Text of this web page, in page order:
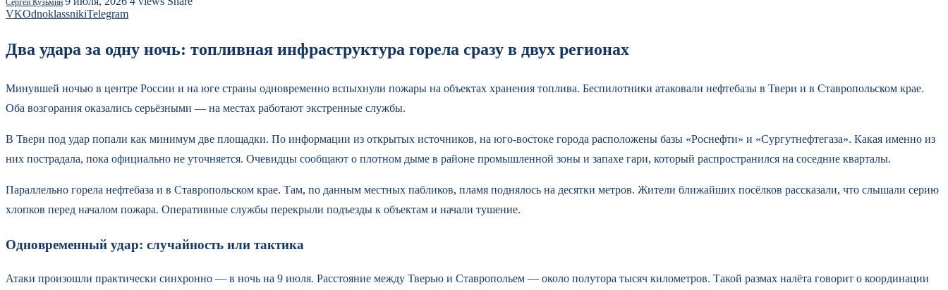
Сергей Кузьмин
VKOdnoklassnikiTelegram
Два удара за одну ночь: топливная инфраструктура горела сразу в двух регионах
Минувшей ночью в центре России и на юге страны одновременно вспыхнули пожары на объектах хранения топлива. Беспилотники атаковали нефтебазы в Твери и в Ставропольском крае.
Оба возгорания оказались серьёзными — на местах работают экстренные службы.
В Твери под удар попали как минимум две площадки. По информации из открытых источников, на юго-востоке города расположены базы «Роснефти» и «Сургутнефтегаза». Какая именно из
них пострадала, пока официально не уточняется. Очевидцы сообщают о плотном дыме в районе промышленной зоны и запахе гари, который распространился на соседние кварталы.
Параллельно горела нефтебаза и в Ставропольском крае. Там, по данным местных пабликов, пламя поднялось на десятки метров. Жители ближайших посёлков рассказали, что слышали серию
хлопков перед началом пожара. Оперативные службы перекрыли подъезды к объектам и начали тушение.
Одновременный удар: случайность или тактика
Атаки произошли практически синхронно — в ночь на 9 июля. Расстояние между Тверью и Ставропольем — около полутора тысяч километров. Такой размах налёта говорит о координации